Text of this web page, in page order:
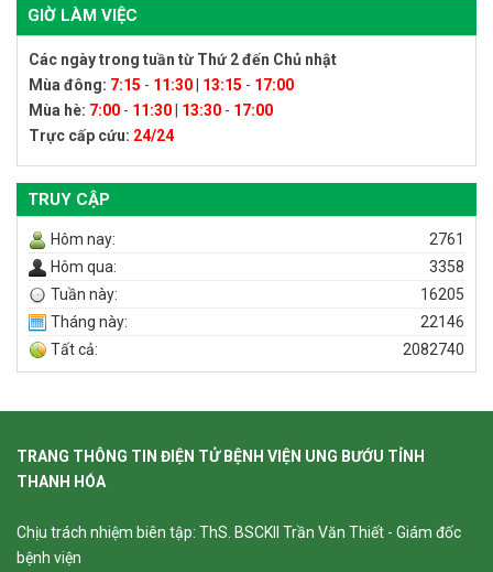
GIỜ LÀM VIỆC
Các ngày trong tuần từ Thứ 2 đến Chủ nhật
Mùa đông: 7:15 - 11:30 13:15 - 17:00
Mùa hè: 7:00 - 11:30 13:30 - 17:00
Trực cấp cứu: 24/24
TRUY CẬP
Hôm nay:
2761
Hôm qua:
3358
Tuần này:
16205
Tháng này:
22146
Tất cả:
2082740
TRANG THÔNG TIN ĐIỆN TỬ BỆNH VIỆN UNG BƯỚU TỈNH
THANH HÓA
Chịu trách nhiệm biên tập: ThS. BSCKII Trần Văn Thiết - Giám đốc
bệnh viện